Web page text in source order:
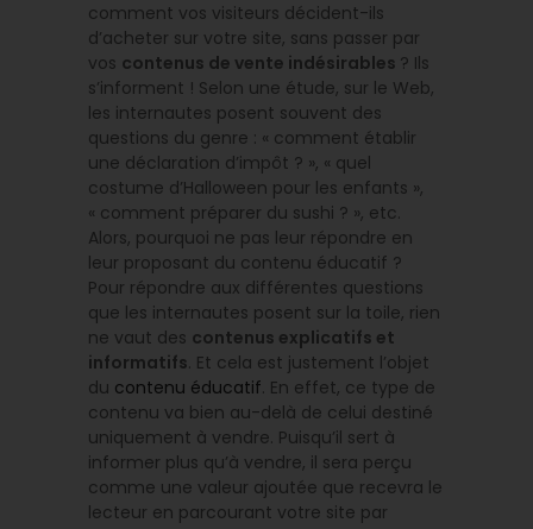
comment vos visiteurs décident-ils
d’acheter sur votre site, sans passer par
vos contenus de vente indésirables ? Ils
s’informent ! Selon une étude, sur le Web,
les internautes posent souvent des
questions du genre : « comment établir
une déclaration d’impôt ? », « quel
costume d’Halloween pour les enfants »,
« comment préparer du sushi ? », etc.
Alors, pourquoi ne pas leur répondre en
leur proposant du contenu éducatif ?
Pour répondre aux différentes questions
que les internautes posent sur la toile, rien
ne vaut des contenus explicatifs et
informatifs. Et cela est justement l’objet
du contenu éducatif. En effet, ce type de
contenu va bien au-delà de celui destiné
uniquement à vendre. Puisqu’il sert à
informer plus qu’à vendre, il sera perçu
comme une valeur ajoutée que recevra le
lecteur en parcourant votre site par